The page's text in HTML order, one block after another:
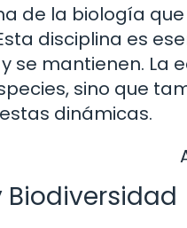
de la biología
disciplina es
se mantienen. La
sino que
dinámicas.
Biodiversidad